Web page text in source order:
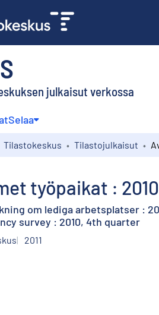
julkaisut verkossa
Selaa
Tilastokeskus Tilastojulkaisut
työpaikat :
om lediga arbetsplatser :
survey : 2010, 4th quarter
2011